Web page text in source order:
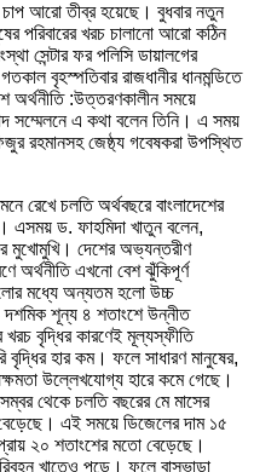
চাপ আরো তীব্র হয়েছে। বুধবার নতুন
পরিবারের খরচ চালানো আরো কঠিন
সেন্টার ফর পলিসি ডায়ালগের
বৃহস্পতিবার রাজধানীর ধানমন্ডিতে
অর্থনীতি :উত্তরণকালীন সময়ে
সম্মেলনে এ কথা বলেন তিনি। এ সময়
রহমানসহ জেষ্ঠ্য গবেষকরা উপস্থিত
রেখে চলতি অর্থবছরে বাংলাদেশের
এসময় ড. ফাহমিদা খাতুন বলেন,
মুখোমুখি। দেশের অভ্যন্তরীণ
অর্থনীতি এখনো বেশ ঝুঁকিপূর্ণ
মধ্যে অন্যতম হলো উচ্চ
শূন্য ৪ শতাংশে উন্নীত
বৃদ্ধির কারণেই মূল্যস্ফীতি
হার কম। ফলে সাধারণ মানুষের,
উল্লেখযোগ্য হারে কমে গেছে।
থেকে চলতি বছরের মে মাসের
এই সময়ে ডিজেলের দাম ১৫
২০ শতাংশের মতো বেড়েছে।
খাতেও পড়ে। ফলে বাসভাড়া